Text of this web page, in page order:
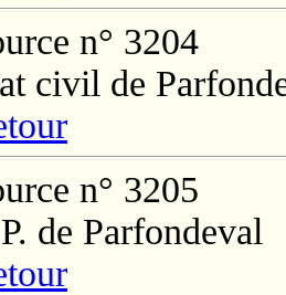
n° 3204
civil de
n° 3205
de Parfondeval